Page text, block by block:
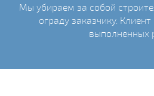
Мы убираем за собой
ограду заказчику.
выполненных